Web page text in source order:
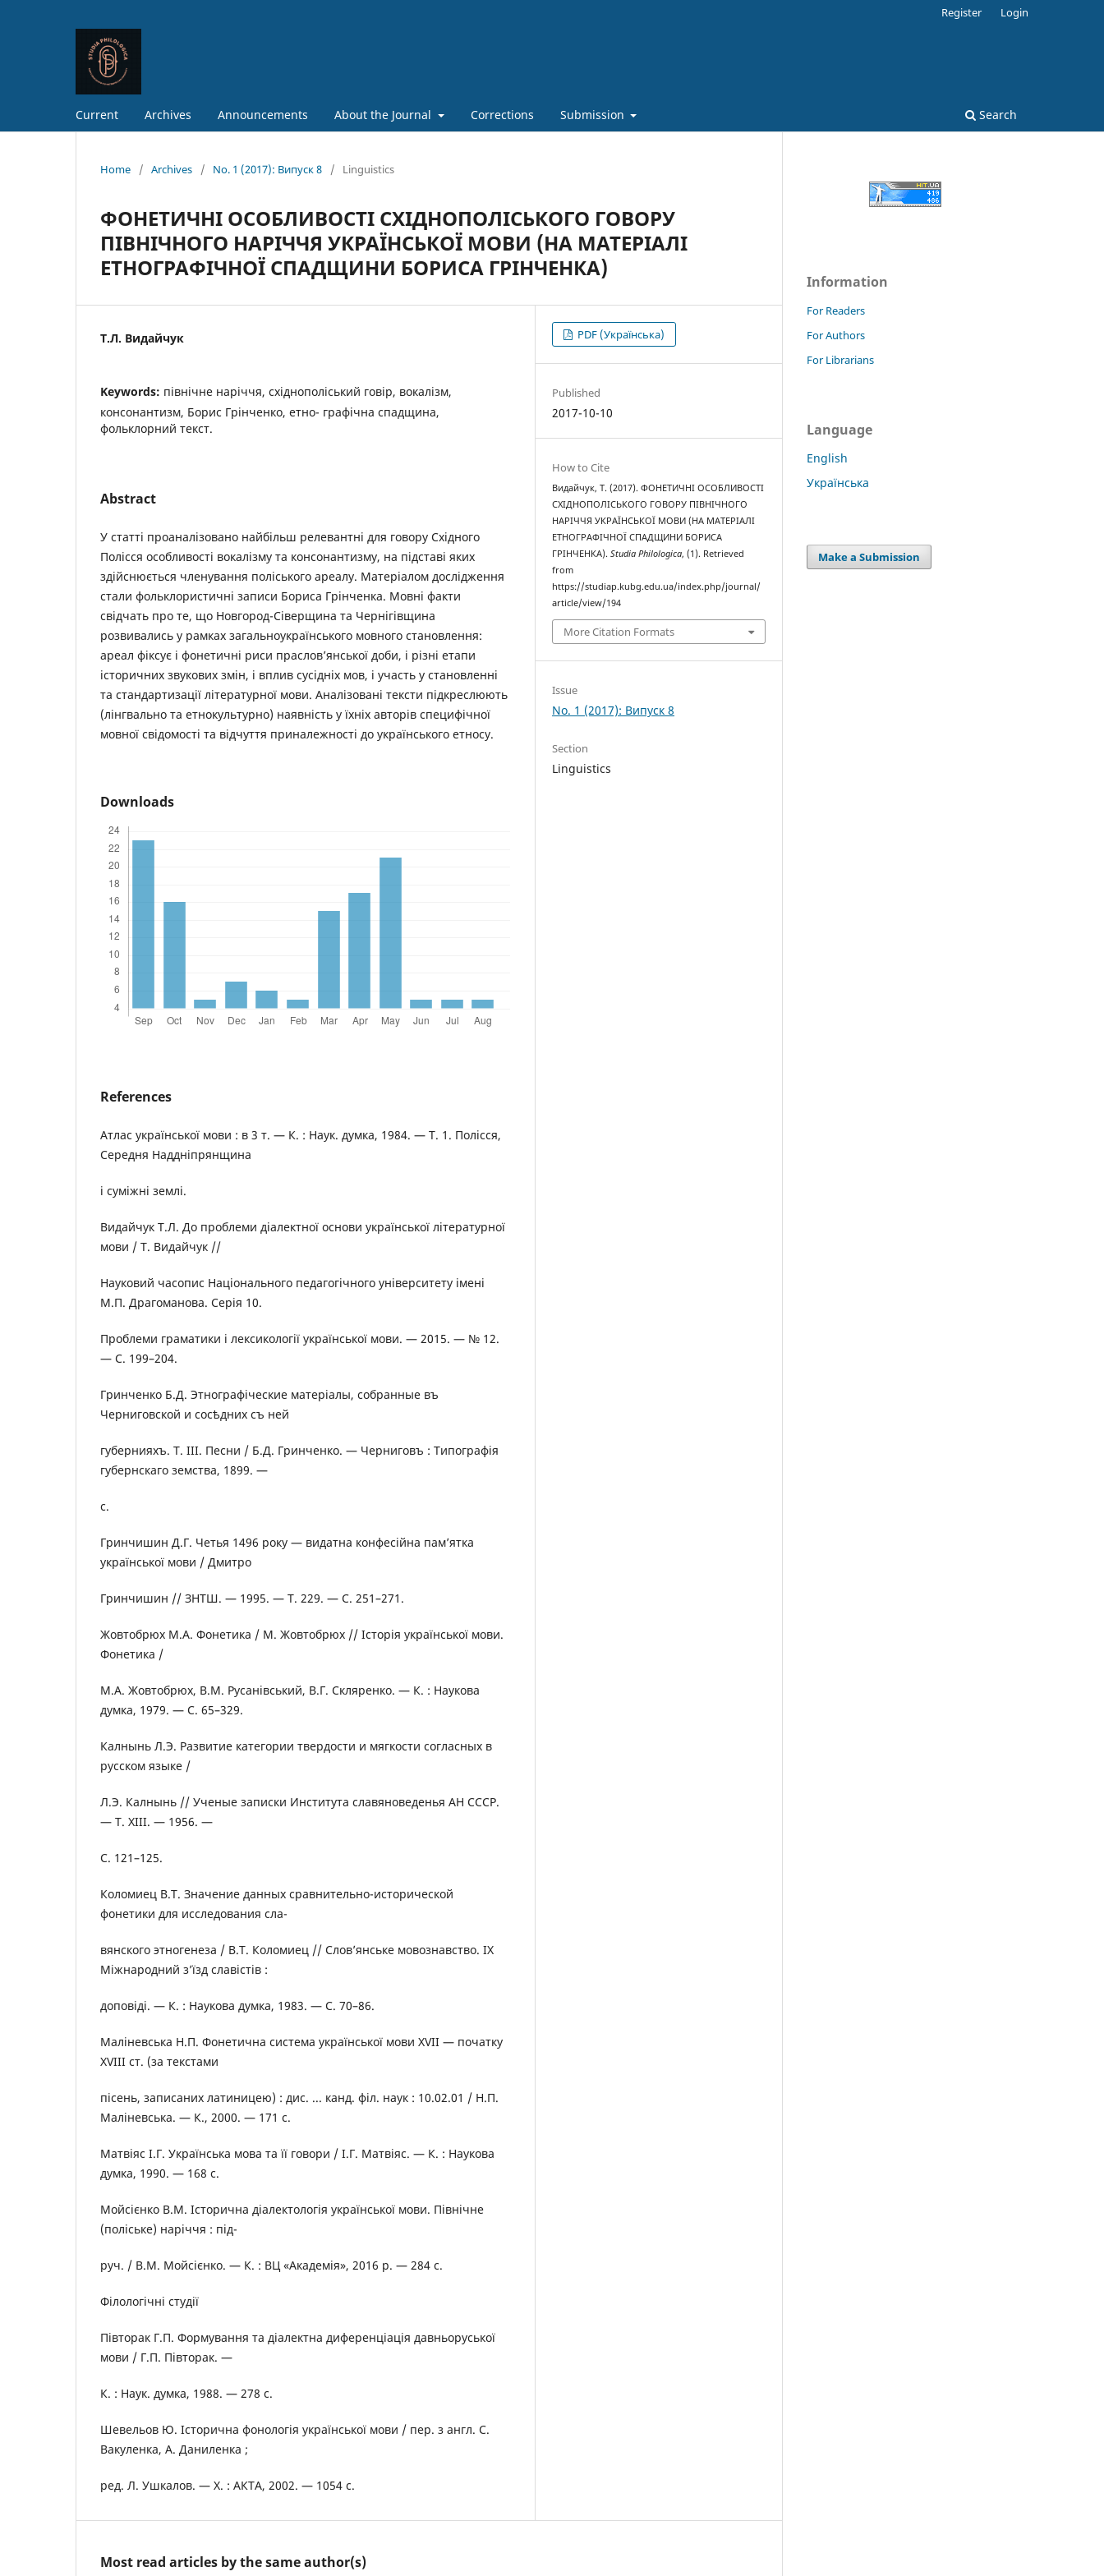
Current Archives Announcements About the Journal Corrections Submission Search
Register Login
Home / Archives / No. 1 (2017): Випуск 8 / Linguistics
ФОНЕТИЧНІ ОСОБЛИВОСТІ СХІДНОПОЛІСЬКОГО ГОВОРУ
ПІВНІЧНОГО НАРІЧЧЯ УКРАЇНСЬКОЇ МОВИ (НА МАТЕРІАЛІ
ЕТНОГРАФІЧНОЇ СПАДЩИНИ БОРИСА ГРІНЧЕНКА)
Т.Л. Видайчук
Keywords: північне наріччя, східнополіський говір, вокалізм,
консонантизм, Борис Грінченко, етно- графічна спадщина,
фольклорний текст.
Abstract
У статті проаналізовано найбільш релевантні для говору Східного
Полісся особливості вокалізму та консонантизму, на підставі яких
здійснюється членування поліського ареалу. Матеріалом дослідження
стали фольклористичні записи Бориса Грінченка. Мовні факти
свідчать про те, що Новгород-Сіверщина та Чернігівщина
розвивались у рамках загальноукраїнського мовного становлення:
ареал фіксує і фонетичні риси праслов’янської доби, і різні етапи
історичних звукових змін, і вплив сусідніх мов, і участь у становленні
та стандартизації літературної мови. Аналізовані тексти підкреслюють
(лінгвально та етнокультурно) наявність у їхніх авторів специфічної
мовної свідомості та відчуття приналежності до українського етносу.
Downloads
References
Атлас української мови : в 3 т. — К. : Наук. думка, 1984. — Т. 1. Полісся,
Середня Наддніпрянщина
і суміжні землі.
Видайчук Т.Л. До проблеми діалектної основи української літературної
мови / Т. Видайчук //
Науковий часопис Національного педагогічного університету імені
М.П. Драгоманова. Серія 10.
Проблеми граматики і лексикології української мови. — 2015. — № 12.
— С. 199–204.
Гринченко Б.Д. Этнографіческие матеріалы, собранные въ
Черниговской и сосѣдних съ ней
губернияхъ. Т. ІІІ. Песни / Б.Д. Гринченко. — Черниговъ : Типографія
губернскаго земства, 1899. —
с.
Гринчишин Д.Г. Четья 1496 року — видатна конфесійна пам’ятка
української мови / Дмитро
Гринчишин // ЗНТШ. — 1995. — Т. 229. — С. 251–271.
Жовтобрюх М.A. Фонетика / М. Жовтобрюх // Історія української мови.
Фонетика /
М.А. Жовтобрюх, В.М. Русанівський, В.Г. Скляренко. — К. : Наукова
думка, 1979. — С. 65–329.
Калнынь Л.Э. Развитие категории твердости и мягкости согласных в
русском языке /
Л.Э. Калнынь // Ученые записки Институтa славяноведенья АН СССР.
— Т. ХІІІ. — 1956. —
С. 121–125.
Коломиец В.Т. Значение данных сравнительно-исторической
фонетики для исследования сла-
вянского этногенеза / В.Т. Коломиец // Слов’янське мовознавство. ІХ
Міжнародний з’їзд славістів :
доповіді. — К. : Наукова думка, 1983. — С. 70–86.
Маліневська Н.П. Фонетична система української мови XVII — початку
XVIII ст. (за текстами
пісень, записаних латиницею) : дис. ... канд. філ. наук : 10.02.01 / Н.П.
Маліневська. — К., 2000. — 171 с.
Матвіяс І.Г. Українська мова та її говори / І.Г. Матвіяс. — К. : Наукова
думка, 1990. — 168 с.
Мойсієнко В.М. Історична діалектологія української мови. Північне
(поліське) наріччя : під-
руч. / В.М. Мойсієнко. — К. : ВЦ «Академія», 2016 р. — 284 с.
Філологічні студії
Півторак Г.П. Формування та діалектна диференціація давньоруської
мови / Г.П. Півторак. —
К. : Наук. думка, 1988. — 278 c.
Шевельов Ю. Історична фонологія української мови / пер. з англ. С.
Вакуленка, А. Даниленка ;
ред. Л. Ушкалов. — Х. : АКТА, 2002. — 1054 с.
PDF (Українська)
Published
2017-10-10
How to Cite
Видайчук, Т. (2017). ФОНЕТИЧНІ ОСОБЛИВОСТІ
СХІДНОПОЛІСЬКОГО ГОВОРУ ПІВНІЧНОГО
НАРІЧЧЯ УКРАЇНСЬКОЇ МОВИ (НА МАТЕРІАЛІ
ЕТНОГРАФІЧНОЇ СПАДЩИНИ БОРИСА
ГРІНЧЕНКА).Studia Philologica, (1). Retrieved
from
https://studiap.kubg.edu.ua/index.php/journal/
article/view/194
More Citation Formats
Issue
No. 1 (2017): Випуск 8
Section
Linguistics
Most read articles by the same author(s)
Information
For Readers
For Authors
For Librarians
Language
English
Українська
Make a Submission